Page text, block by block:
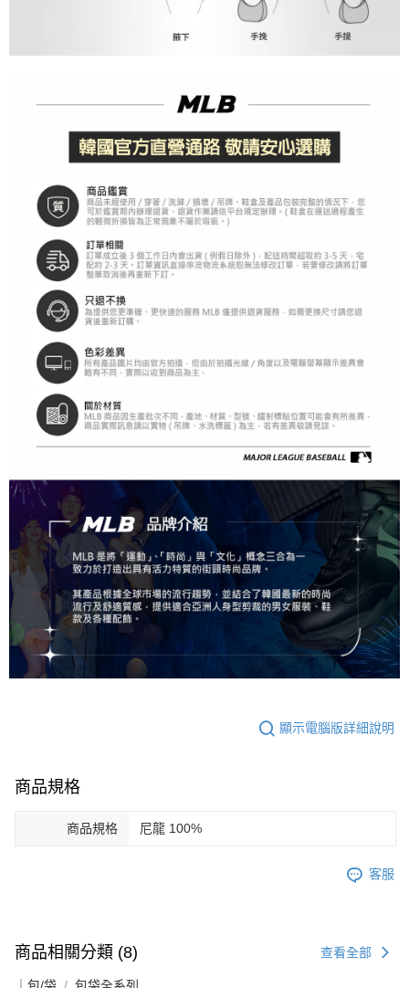
顯示電腦版詳細說明
商品規格
商品規格 尼龍 100%
客服
商品相關分類 (8) 查看全部
｜包/袋 包袋全系列